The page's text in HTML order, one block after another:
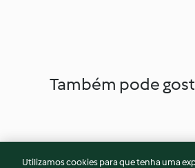
Também pode
Utilizamos cookies para que tenha uma